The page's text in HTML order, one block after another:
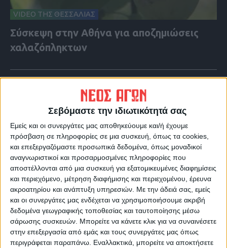
Σεβόμαστε την ιδιωτικότητά σας
Εμείς και οι συνεργάτες μας αποθηκεύουμε και/ή έχουμε
πρόσβαση σε πληροφορίες σε μια συσκευή, όπως τα cookies,
και επεξεργαζόμαστε προσωπικά δεδομένα, όπως μοναδικοί
αναγνωριστικοί και προσαρμοσμένες πληροφορίες που
αποστέλλονται από μια συσκευή για εξατομικευμένες διαφημίσεις
και περιεχόμενο, μέτρηση διαφήμισης και περιεχομένου, έρευνα
ακροατηρίου και ανάπτυξη υπηρεσιών. Με την άδειά σας, εμείς
και οι συνεργάτες μας ενδέχεται να χρησιμοποιήσουμε ακριβή
δεδομένα γεωγραφικής τοποθεσίας και ταυτοποίησης μέσω
σάρωσης συσκευών. Μπορείτε να κάνετε κλικ για να συναινέσετε
στην επεξεργασία από εμάς και τους συνεργάτες μας όπως
περιγράφεται παραπάνω. Εναλλακτικά, μπορείτε να αποκτήσετε
VIDEO ΤΗΣ ΘΕΣΣΑΛΙΑΣ
Σύσκεψη στην Αθήνα για αποζημιώσεις
χαλαζόπληκτων
VIDEO ΤΗΣ ΘΕΣΣΑΛΙΑΣ
Περιπέτεια για τον πρόεδρο του Ε.Κ.Λ
Γιάννη Σκόκα